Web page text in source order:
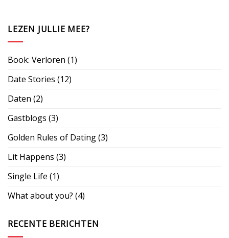
LEZEN JULLIE MEE?
Book: Verloren (1)
Date Stories (12)
Daten (2)
Gastblogs (3)
Golden Rules of Dating(3)
Lit Happens (3)
Single Life (1)
What about you? (4)
RECENTE BERICHTEN